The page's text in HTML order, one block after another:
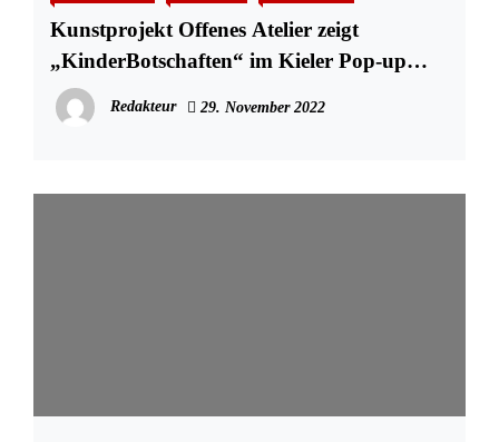
Kunstprojekt Offenes Atelier zeigt
„KinderBotschaften“ im Kieler Pop-up
Pavillon
Redakteur 29. November 2022